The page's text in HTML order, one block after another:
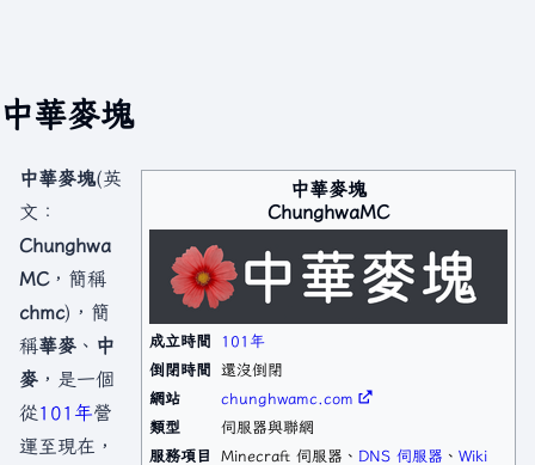
中華麥塊
中華麥塊
ChunghwaMC
成立時間
101年
倒閉時間
還沒倒閉
網站
chunghwamc.com
類型
伺服器與聯網
服務項目
Minecraft 伺服器、 DNS 伺服器 、 Wiki
中華麥塊(英
文：
Chunghwa
MC，簡稱
chmc)，簡
稱華麥 、 中
麥 ，是一個
從101年營
運至現在，